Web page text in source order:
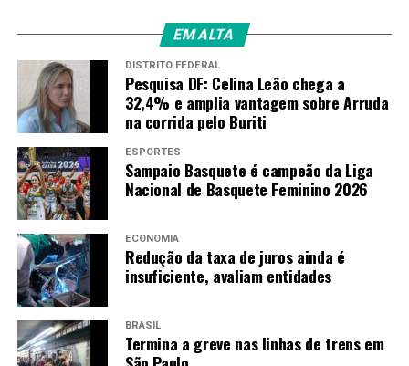
EM ALTA
DISTRITO FEDERAL
Pesquisa DF: Celina Leão chega a
32,4% e amplia vantagem sobre Arruda
na corrida pelo Buriti
ESPORTES
Sampaio Basquete é campeão da Liga
Nacional de Basquete Feminino 2026
ECONOMIA
Redução da taxa de juros ainda é
insuficiente, avaliam entidades
BRASIL
Termina a greve nas linhas de trens em